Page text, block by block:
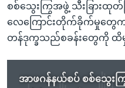
စစ်သွေးကြွအဖွဲ့ သီးခြားထုတ်
လေကြောင်းတိုက်ခိုက်မှုတွေက
တန်ဒုက္ခသည်စခန်းတွေကို ထိ